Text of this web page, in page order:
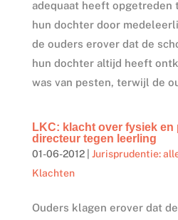
adequaat heeft opgetreden
hun dochter door
de ouders erover dat de
hun dochter altijd heeft
was van pesten, terwijl de
LKC: klacht over fysiek
directeur tegen leerling
01-06-2012| Jurisprudentie:
Klachten
Ouders klagen erover dat